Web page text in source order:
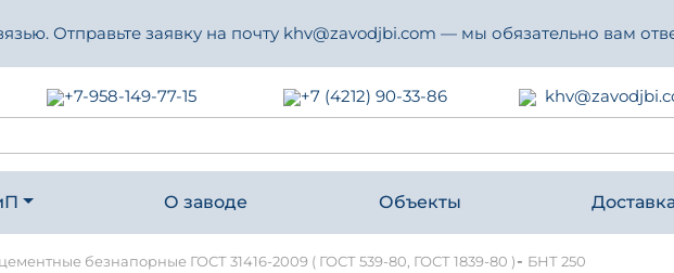
Отправьте заявку на почту khv@zavodjbi.com — мы обязательно вам
+7-958-149-77-15 +7 (4212) 90-33-86
О заводе Объекты
безнапорные ГОСТ 31416-2009 ( ГОСТ 539-80, ГОСТ 1839-80 )- БНТ 250